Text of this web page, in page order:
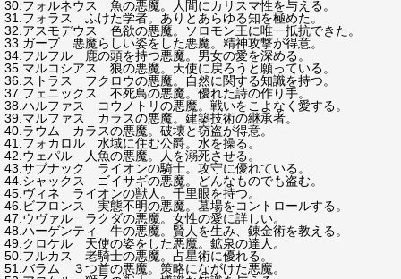
30.フォルネウス 魚の悪魔。人間にカリスマ性を与える。
31.フォラス ふけた学者。ありとあらゆる知を極めた。
32.アスモデウス 色欲の悪魔。ソロモン王に唯一抵抗できた。
33.ガープ 悪魔らしい姿をした悪魔。精神攻撃が得意。
34.フルフル 鹿の頭を持つ悪魔。男女の愛を深める。
35.マルコシアス 狼の悪魔。天使に戻ろうと願っている。
36.ストラス フクロウの悪魔。自然に関する知識を持つ。
37.フェニックス 不死鳥の悪魔。優れた詩の作り手。
38.ハルファス コウノトリの悪魔。戦いをこよなく愛する。
39.マルファス カラスの悪魔。建築技術の継承者。
40.ラウム カラスの悪魔。破壊と窃盗が得意。
41.フォカロル 水域に住む公爵。水を操る。
42.ウェパル 人魚の悪魔。人を溺死させる。
43.サブナック ライオンの騎士。攻守に優れている。
44.シャックス ゴイサギの悪魔。どんなものでも盗む。
45.ヴィネ ライオンの獣人。千里眼を持つ。
46.ビフロンス 実態不明の悪魔。墓場をコントロールする。
47.ウヴァル ラクダの悪魔。女性の愛に詳しい。
48.ハーゲンティ 牛の悪魔。賢人を生み、錬金術を教える。
49.クロケル 天使の姿をした悪魔。鉱泉の達人。
50.フルカス 老騎士の悪魔。占星術に優れる。
51.バラム ３つ首の悪魔。策略にながけた悪魔。